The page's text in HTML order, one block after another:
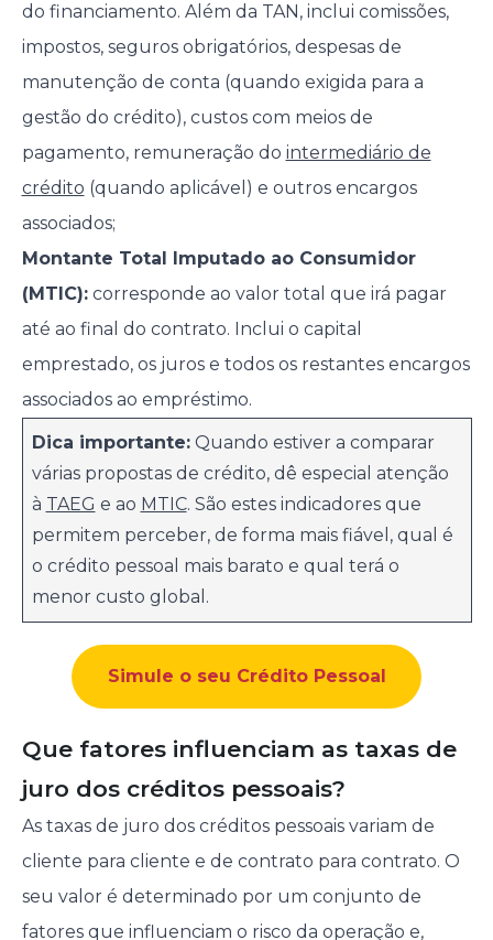
do financiamento. Além da TAN, inclui comissões,
impostos, seguros obrigatórios, despesas de
manutenção de conta (quando exigida para a
gestão do crédito), custos com meios de
pagamento, remuneração do intermediário de
crédito (quando aplicável) e outros encargos
associados;
Montante Total Imputado ao Consumidor
(MTIC):corresponde ao valor total que irá pagar
até ao final do contrato. Inclui o capital
emprestado, os juros e todos os restantes encargos
associados ao empréstimo.
Dica importante:Quando estiver a comparar
várias propostas de crédito, dê especial atenção
à TAEG e ao MTIC. São estes indicadores que
permitem perceber, de forma mais fiável, qual é
o crédito pessoal mais barato e qual terá o
menor custo global.
Simule o seu Crédito Pessoal
Que fatores influenciam as taxas de
juro dos créditos pessoais?
As taxas de juro dos créditos pessoais variam de
cliente para cliente e de contrato para contrato. O
seu valor é determinado por um conjunto de
fatores que influenciam o risco da operação e,